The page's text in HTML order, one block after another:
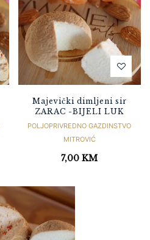
Majevički dimljeni sir
ZARAC -BIJELI LUK
POLJOPRIVREDNO GAZDINSTVO
MITROVIĆ
7,00KM